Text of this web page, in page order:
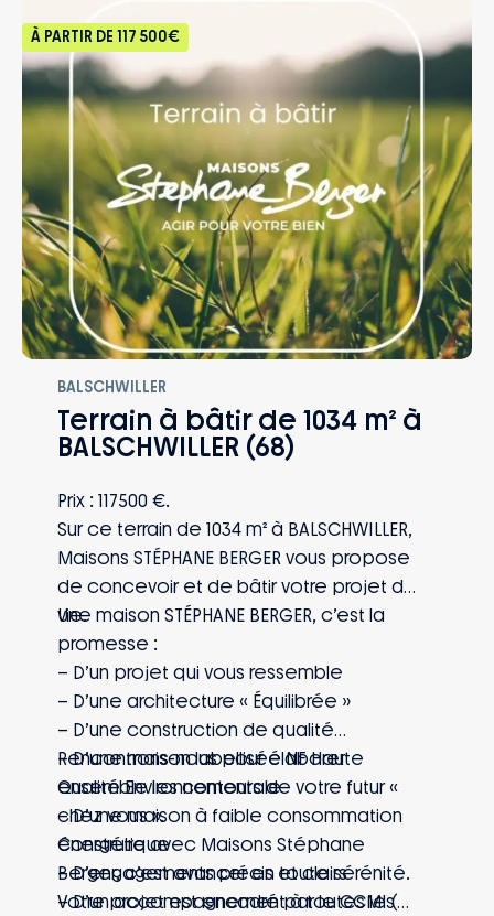
À PARTIR DE 117 500€
BALSCHWILLER
Terrain à bâtir de 1034 m² à
BALSCHWILLER (68)
Prix : 117500 €.
Sur ce terrain de 1034 m² à BALSCHWILLER,
Maisons STÉPHANE BERGER vous propose
de concevoir et de bâtir votre projet de
vie.
Une maison STÉPHANE BERGER, c’est la
promesse :
– D’un projet qui vous ressemble
– D’une architecture « Équilibrée »
– D’une construction de qualité
– D’une maison labellisée NF Haute
Qualité Environnementale
– D’une maison à faible consommation
énergétique
– D’engagements précis et clairs
– D’un accompagnement à toutes les
Rencontrons-nous pour élaborer
ensemble les contours de votre futur «
chez vous ».
Construire avec Maisons Stéphane
Berger, c’est avancer en toute sérénité.
Votre projet est encadré par le CCMI (